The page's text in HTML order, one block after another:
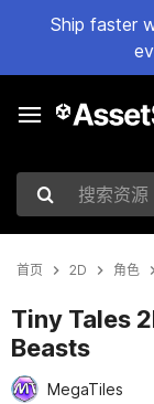
Ship faster
搜索资源
首页 2D 角色
Tiny Tales
Beasts
MegaTiles